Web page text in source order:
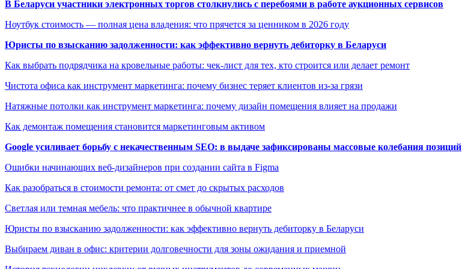
В Беларуси участники электронных торгов столкнулись с перебоями в работе аукционных сервисов
Ноутбук стоимость — полная цена владения: что прячется за ценником в 2026 году
Юристы по взысканию задолженности: как эффективно вернуть дебиторку в Беларуси
Как выбрать подрядчика на кровельные работы: чек-лист для тех, кто строится или делает ремонт
Чистота офиса как инструмент маркетинга: почему бизнес теряет клиентов из-за грязи
Натяжные потолки как инструмент маркетинга: почему дизайн помещения влияет на продажи
Как демонтаж помещения становится маркетинговым активом
Google усиливает борьбу с некачественным SEO: в выдаче зафиксированы массовые колебания позиций
Ошибки начинающих веб-дизайнеров при создании сайта в Figma
Как разобраться в стоимости ремонта: от смет до скрытых расходов
Светлая или темная мебель: что практичнее в обычной квартире
Юристы по взысканию задолженности: как эффективно вернуть дебиторку в Беларуси
Выбираем диван в офис: критерии долговечности для зоны ожидания и приемной